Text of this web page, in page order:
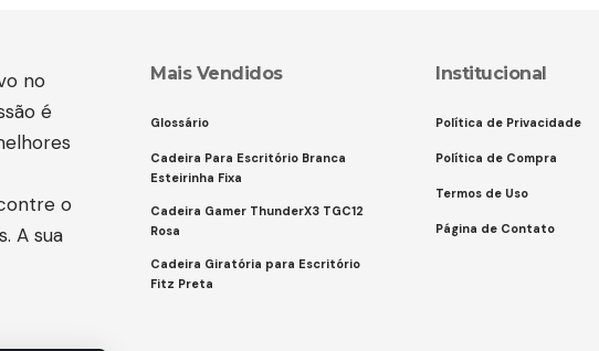
no
é
o
A sua
Mais Vendidos
Glossário
Cadeira Para Escritório Branca
Esteirinha Fixa
Cadeira Gamer ThunderX3 TGC12
Rosa
Cadeira Giratória para Escritório
Fitz Preta
Institucional
Política de Privacidade
Política de Compra
Termos de Uso
Página de Contato